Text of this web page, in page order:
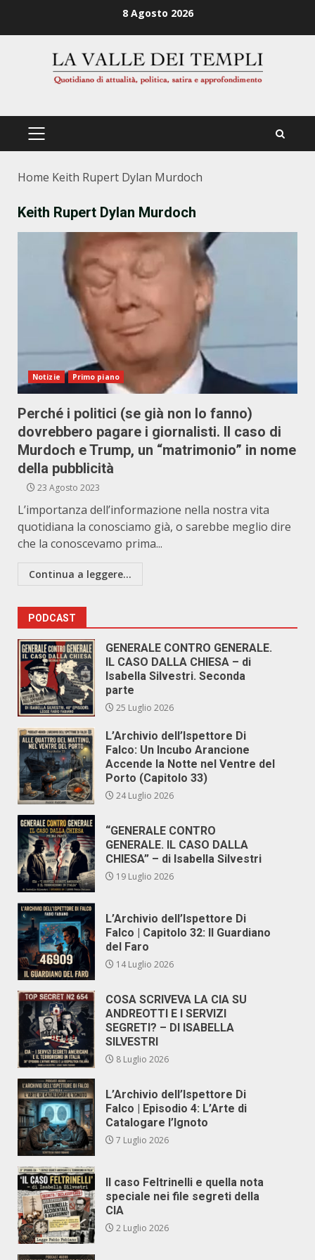
8 Agosto 2026
PRIMÄRES
Home Keith Rupert Dylan Murdoch
Keith Rupert Dylan Murdoch
Notizie Primo piano
Perché i politici (se già non lo fanno)
dovrebbero pagare i giornalisti. Il caso di
Murdoch e Trump, un “matrimonio” in nome
della pubblicità
23 Agosto 2023
L’importanza dell’informazione nella nostra vita
quotidiana la conosciamo già, o sarebbe meglio dire
che la conoscevamo prima...
Continua a leggere...
PODCAST
GENERALE CONTRO GENERALE.
IL CASO DALLA CHIESA – di
Isabella Silvestri. Seconda
parte
25 Luglio 2026
L’Archivio dell’Ispettore Di
Falco: Un Incubo Arancione
Accende la Notte nel Ventre del
Porto (Capitolo 33)
24 Luglio 2026
“GENERALE CONTRO
GENERALE. IL CASO DALLA
CHIESA” – di Isabella Silvestri
19 Luglio 2026
L’Archivio dell’Ispettore Di
Falco | Capitolo 32: Il Guardiano
del Faro
14 Luglio 2026
COSA SCRIVEVA LA CIA SU
ANDREOTTI E I SERVIZI
SEGRETI? – DI ISABELLA
SILVESTRI
8 Luglio 2026
L’Archivio dell’Ispettore Di
Falco | Episodio 4: L’Arte di
Catalogare l’Ignoto
7 Luglio 2026
Il caso Feltrinelli e quella nota
speciale nei file segreti della
CIA
2 Luglio 2026